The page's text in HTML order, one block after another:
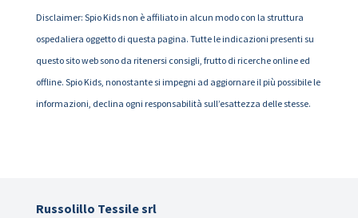
Disclaimer: Spio Kids non è affiliato in alcun modo con la struttura
ospedaliera oggetto di questa pagina. Tutte le indicazioni presenti su
questo sito web sono da ritenersi consigli, frutto di ricerche online ed
offline. Spio Kids, nonostante si impegni ad aggiornare il più possibile le
informazioni, declina ogni responsabilità sull’esattezza delle stesse.
Russolillo Tessile srl